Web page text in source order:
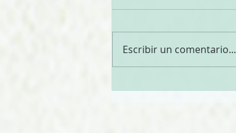
Escribir un comentario...